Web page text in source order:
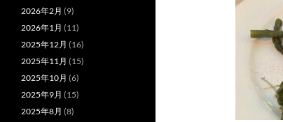
2026年2月 (9)
2026年1月 (11)
2025年12月 (16)
2025年11月 (15)
2025年10月 (6)
2025年9月 (15)
2025年8月 (8)